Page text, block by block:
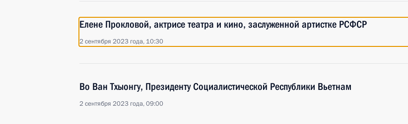
Елене Прокловой, актрисе театра и кино, заслуженной артистке РСФСР
2 сентября 2023 года, 10:30
Во Ван Тхыонгу, Президенту Социалистической Республики Вьетнам
2 сентября 2023 года, 09:00